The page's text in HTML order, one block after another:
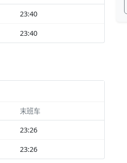
23:40
23:40
末班车
23:26
23:26